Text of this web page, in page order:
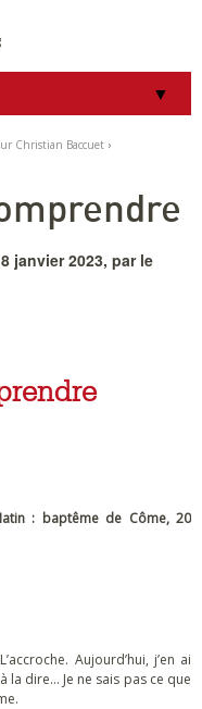
Christian Baccuet ›
janvier 2023, par le
: baptême de Côme, 20
Aujourd’hui, j’en ai
la dire… Je ne sais pas ce que